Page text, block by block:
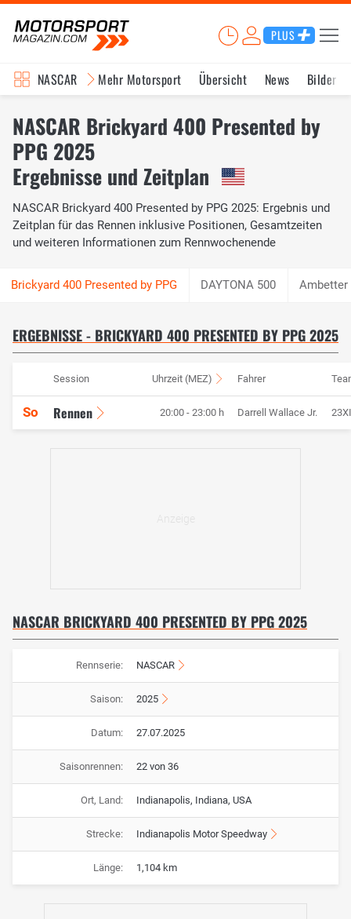
PLUS
NASCAR Mehr Motorsport Übersicht News Bilder
NASCAR Brickyard 400 Presented by
PPG 2025
Ergebnisse und Zeitplan
NASCAR Brickyard 400 Presented by PPG 2025: Ergebnis und
Zeitplan für das Rennen inklusive Positionen, Gesamtzeiten
und weiteren Informationen zum Rennwochenende
DAYTONA 500 Ambetter
ERGEBNISSE - BRICKYARD 400 PRESENTED BY PPG 2025
Session Uhrzeit (MEZ) Fahrer
So Rennen 20:00 - 23:00 h Darrell Wallace Jr.
NASCAR BRICKYARD 400 PRESENTED BY PPG 2025
Rennserie: NASCAR
Saison: 2025
Datum: 27.07.2025
Saisonrennen: 22 von 36
Ort, Land: Indianapolis, Indiana, USA
Strecke: Indianapolis Motor Speedway
Länge: 1,104 km